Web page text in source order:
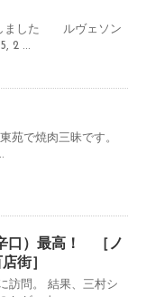
ました ルヴェソン
2 ...
苑で焼肉三昧です。
口）最高！ ［ノ
街］
訪問。 結果、三村シ